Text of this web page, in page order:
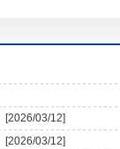
[2026/03/12]
[2026/03/12]